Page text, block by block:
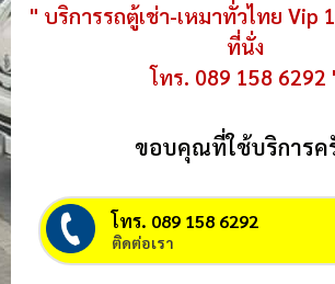
" บริการรถตู้เช่า-เหมาทั่วไทย Vip
ที่นั่ง
โทร. 089 158 6292
ขอบคุณที่ใช้บริการค
โทร. 089 158 6292
ติดต่อเรา